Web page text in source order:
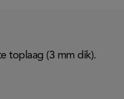
toplaag (3 mm dik).